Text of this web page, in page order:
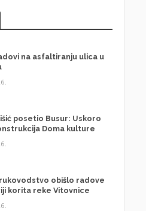
na asfaltiranju ulica u
posetio Busur: Uskoro
Doma kulture
obišlo radove
korita reke Vitovnice